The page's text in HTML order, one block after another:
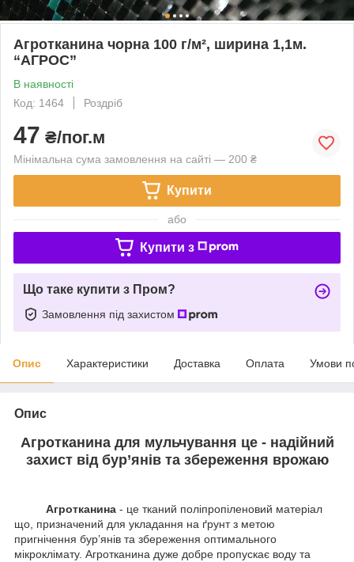
Агротканина чорна 100 г/м², ширина 1,1м.
“AГРОС”
В наявності
Код: 1464
Роздріб
47 ₴/пог.м
Мінімальна сума замовлення на сайті — 200 ₴
Купити
або
Купити з
Що таке купити з Пром?
Замовлення під захистом
Опис Характеристики Доставка Оплата Умови
Опис
Агротканина для мульчування це - надійний
захист від бур’янів та збереження врожаю
Агротканина - це тканий поліпропіленовий матеріал
що, призначений для укладання на ґрунт з метою
пригнічення бур’янів та збереження оптимального
мікроклімату. Агротканина дуже добре пропускає воду та